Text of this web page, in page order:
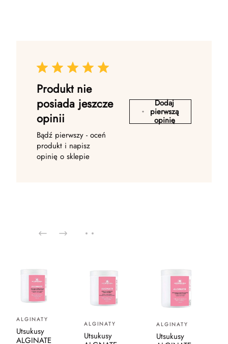
Produkt nie
posiada jeszcze
opinii
Bądź pierwszy - oceń
produkt i napisz
opinię o sklepie
Dodaj
pierwszą
opinię
ALGINATY
Utsukusy
ALGINATE
ALGINATY
Utsukusy
ALGINATY
Utsukusy